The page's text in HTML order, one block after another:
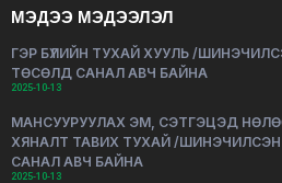
МЭДЭЭ МЭДЭЭЛЭЛ
ГЭР БҮЛИЙН ТУХАЙ ХУУЛЬ /
ТӨСӨЛД САНАЛ АВЧ БАЙНА
2025-10-13
МАНСУУРУУЛАХ ЭМ, СЭТГЭЦЭД
ХЯНАЛТ ТАВИХ ТУХАЙ /
САНАЛ АВЧ БАЙНА
2025-10-13